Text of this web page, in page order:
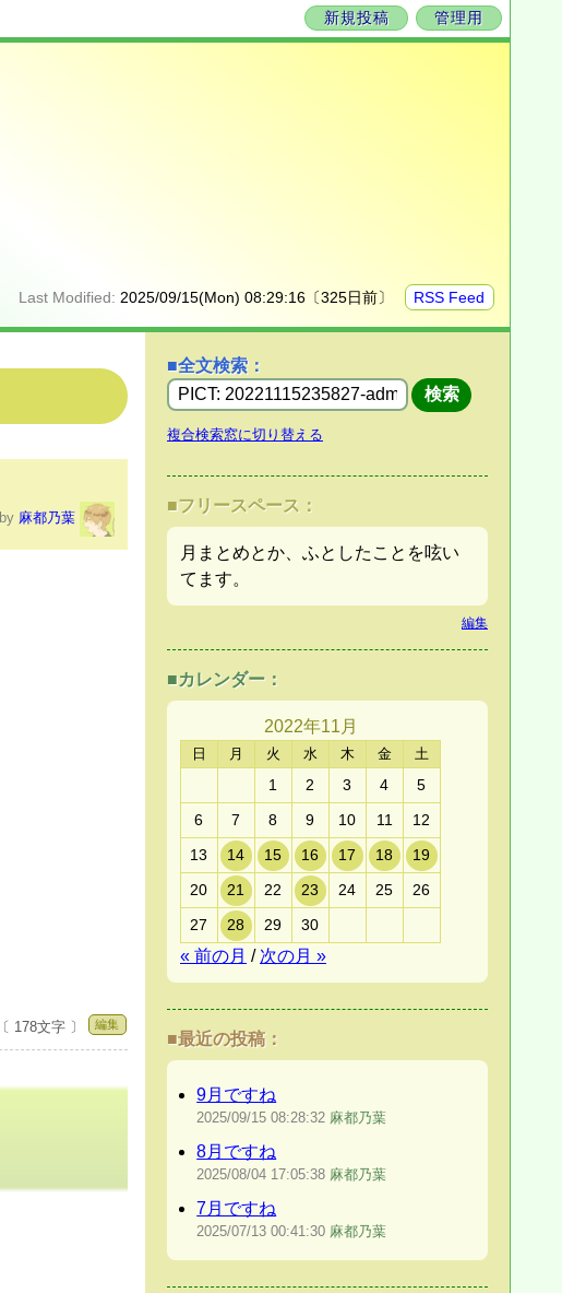
新規投稿 管理用
Last Modified:2025/09/15(Mon) 08:29:16〔325日前〕 RSS Feed
by 麻都乃葉
〔 178文字 〕 編集
■全文検索：
複合検索窓に切り替える
■フリースペース：
月まとめとか、ふとしたことを呟い
てます。
編集
■カレンダー：
2022年11月
日 月 火 水 木 金 土
1 2 3 4
5
6
7 8 9 10 11
12
13
14 15 16 17 18
19
20
21 22 23 24 25
26
27
28 29 30
« 前の月 / 次の月 »
■最近の投稿：
9月ですね
2025/09/15 08:28:32 麻都乃葉
8月ですね
2025/08/04 17:05:38 麻都乃葉
7月ですね
2025/07/13 00:41:30 麻都乃葉